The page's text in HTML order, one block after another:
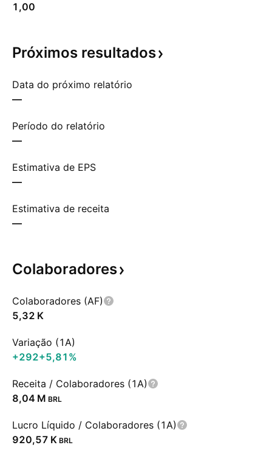
1,00
Próximos resultados
Data do próximo relatório
—
Período do relatório
—
Estimativa de EPS
—
Estimativa de receita
—
Colaboradores
Colaboradores (AF)
‪5,32 K‬
Variação (1A)
+292+5,81%
Receita / Colaboradores (1A)
‪8,04 M‬ BRL
Lucro Líquido / Colaboradores (1A)
‪920,57 K‬ BRL